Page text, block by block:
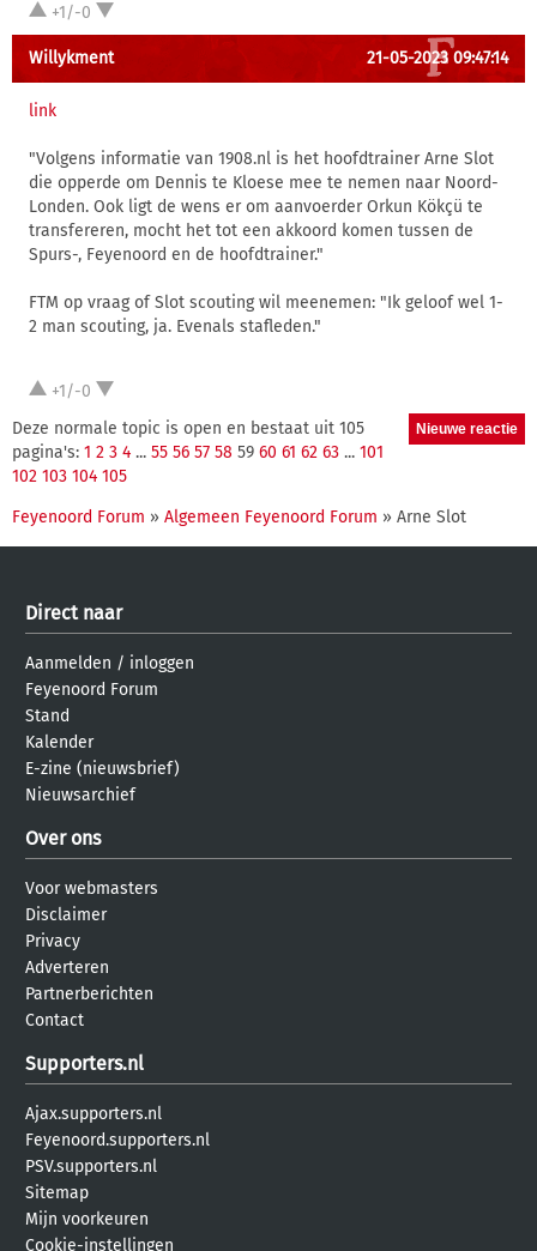
+1/-0
Willykment 21-05-2023 09:47:14
link
"Volgens informatie van 1908.nl is het hoofdtrainer Arne Slot
die opperde om Dennis te Kloese mee te nemen naar Noord-
Londen. Ook ligt de wens er om aanvoerder Orkun Kökçü te
transfereren, mocht het tot een akkoord komen tussen de
Spurs-, Feyenoord en de hoofdtrainer."
FTM op vraag of Slot scouting wil meenemen: "Ik geloof wel 1-
2 man scouting, ja. Evenals stafleden."
+1/-0
Deze normale topic is open en bestaat uit 105
pagina's: 1 2 3 4 ... 55 56 57 58 59 60 61 62 63 ... 101
102 103 104 105
Feyenoord Forum » Algemeen Feyenoord Forum » Arne Slot
Direct naar
Aanmelden / inloggen
Feyenoord Forum
Stand
Kalender
E-zine (nieuwsbrief)
Nieuwsarchief
Over ons
Voor webmasters
Disclaimer
Privacy
Adverteren
Partnerberichten
Contact
Supporters.nl
Ajax.supporters.nl
Feyenoord.supporters.nl
PSV.supporters.nl
Sitemap
Mijn voorkeuren
Cookie-instellingen